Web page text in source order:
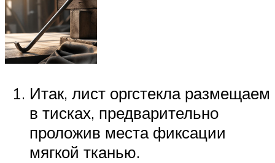
Итак, лист оргстекла размещаем
в тисках, предварительно
проложив места фиксации
мягкой тканью.